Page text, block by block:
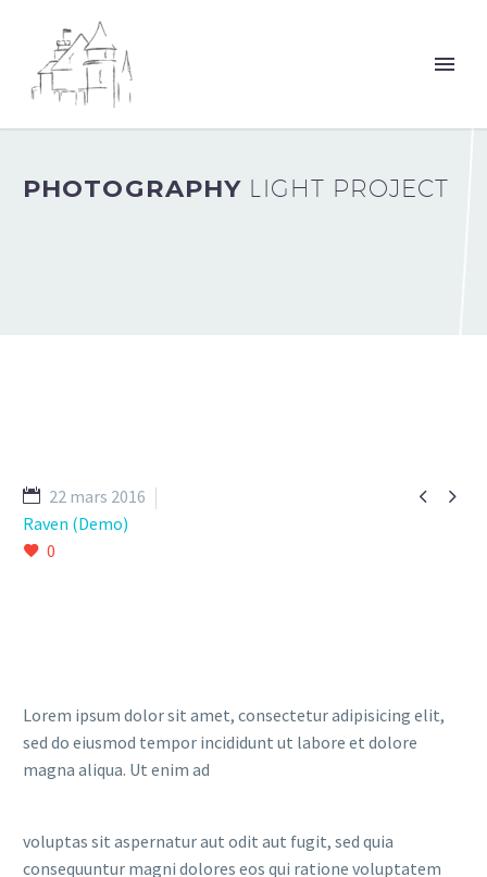
PHOTOGRAPHY LIGHT PROJECT
 
22 mars 2016
Raven (Demo)
0
Lorem ipsum dolor sit amet, consectetur adipisicing elit,
sed do eiusmod tempor incididunt ut labore et dolore
magna aliqua. Ut enim ad
voluptas sit aspernatur aut odit aut fugit, sed quia
consequuntur magni dolores eos qui ratione voluptatem